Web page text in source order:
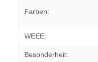
Farben:
WEEE:
Besonderheit: